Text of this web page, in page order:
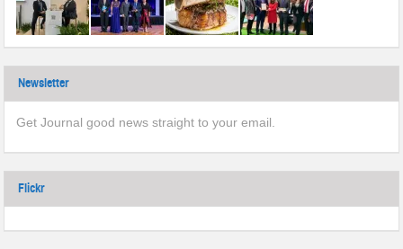
Newsletter
Get Journal good news straight to your email.
Flickr